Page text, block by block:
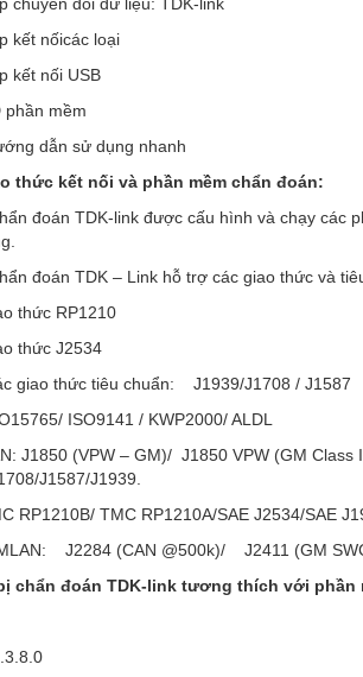
nốicác loại
nối USB
mềm
dẫn sử dụng nhanh
kết nối và phần mềm chẩn đoán:
đoán TDK-link được cấu hình và chạy các
đoán TDK – Link hỗ trợ các giao thức và
RP1210
J2534
thức tiêu chuẩn: J1939/J1708 / J1587
ISO9141 / KWP2000/ ALDL
(VPW – GM)/ J1850 VPW (GM Class
J1587/J1939.
TMC RP1210A/SAE J2534/SAE
J2284 (CAN @500k)/ J2411 (GM
chẩn đoán TDK-link tương thích với phần